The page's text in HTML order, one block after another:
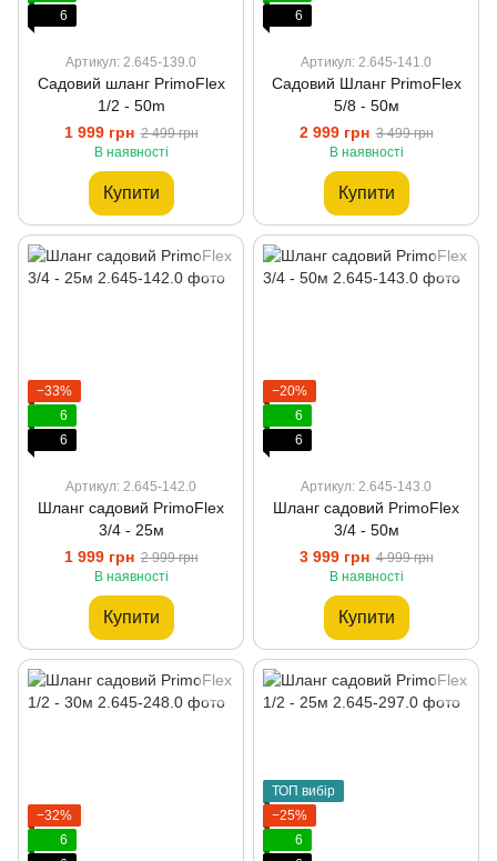
6
Артикул: 2.645-139.0
Садовий шланг PrimoFlex
1/2 - 50m
1 999 грн 2 499 грн
В наявності
Купити
6
Артикул: 2.645-141.0
Садовий Шланг PrimoFlex
5/8 - 50м
2 999 грн 3 499 грн
В наявності
Купити
−33%
6
6
Артикул: 2.645-142.0
Шланг садовий PrimoFlex
3/4 - 25м
1 999 грн 2 999 грн
В наявності
Купити
−20%
6
6
Артикул: 2.645-143.0
Шланг садовий PrimoFlex
3/4 - 50м
3 999 грн 4 999 грн
В наявності
Купити
−32%
6
ТОП вибір
−25%
6